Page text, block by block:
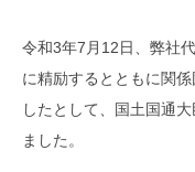
令和3年7月12日、弊社
に精励するとともに関
したとして、国土国通
ました。